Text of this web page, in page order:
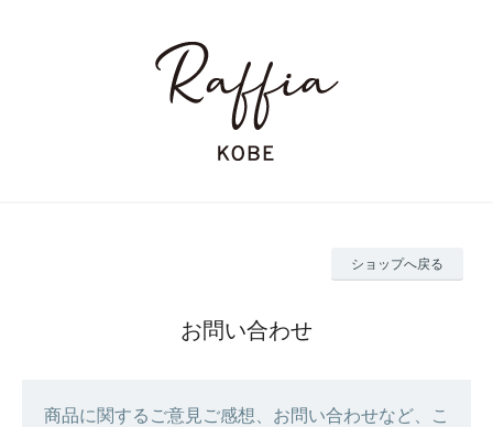
ショップへ戻る
お問い合わせ
商品に関するご意見ご感想、お問い合わせなど、こ